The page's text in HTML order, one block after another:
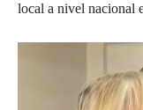
local a nivel nacional